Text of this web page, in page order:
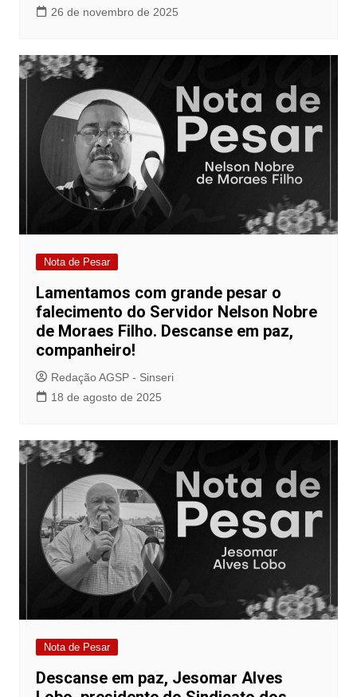
26 de novembro de 2025
Nota de Pesar
Lamentamos com grande pesar o
falecimento do Servidor Nelson Nobre
de Moraes Filho. Descanse em paz,
companheiro!
Redação AGSP - Sinseri
18 de agosto de 2025
Nota de Pesar
Descanse em paz, Jesomar Alves